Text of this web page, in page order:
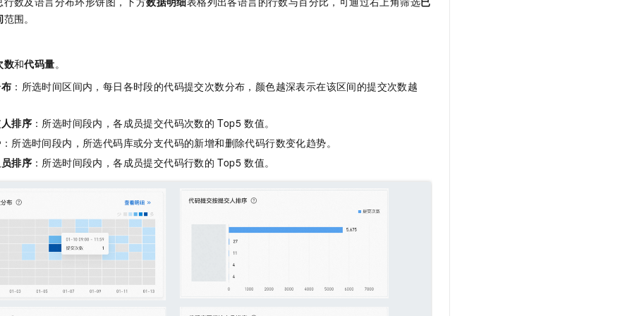
范围。
数和代码量。
：所选时间区间内，每日各时段的代码提交次数分布，颜色越深表示在该区间的提交次数越
排序 ：所选时间段内，各成员提交代码次数的 Top5 数值。
：所选时间段内，所选代码库或分支代码的新增和删除代码行数变化趋势。
排序 ：所选时间段内，各成员提交代码行数的 Top5 数值。